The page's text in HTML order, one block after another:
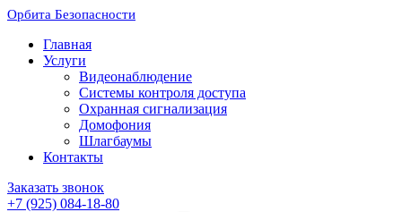
Орбита Безопасности
Главная
Услуги
Видеонаблюдение
Системы контроля доступа
Охранная сигнализация
Домофония
Шлагбаумы
Контакты
Заказать звонок
+7 (925) 084-18-80